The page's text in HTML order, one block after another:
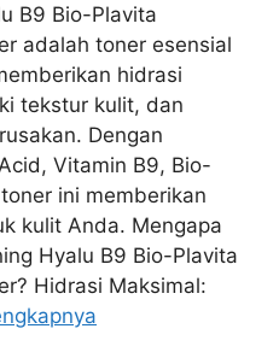
B9 Bio-Plavita
adalah toner esensial
hidrasi
tekstur kulit, dan
Dengan
Vitamin B9, Bio-
ini memberikan
kulit Anda. Mengapa
Hyalu B9 Bio-Plavita
Hidrasi Maksimal: